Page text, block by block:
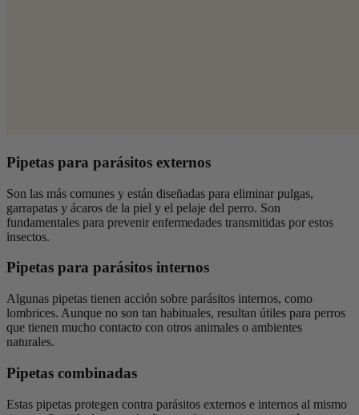
Pipetas para parásitos externos
Son las más comunes y están diseñadas para eliminar pulgas,
garrapatas y ácaros de la piel y el pelaje del perro. Son
fundamentales para prevenir enfermedades transmitidas por estos
insectos.
Pipetas para parásitos internos
Algunas pipetas tienen acción sobre parásitos internos, como
lombrices. Aunque no son tan habituales, resultan útiles para perros
que tienen mucho contacto con otros animales o ambientes
naturales.
Pipetas combinadas
Estas pipetas protegen contra parásitos externos e internos al mismo